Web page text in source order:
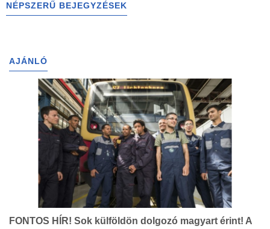
NÉPSZERŰ BEJEGYZÉSEK
AJÁNLÓ
FONTOS HÍR! Sok külföldön dolgozó magyart érint! A